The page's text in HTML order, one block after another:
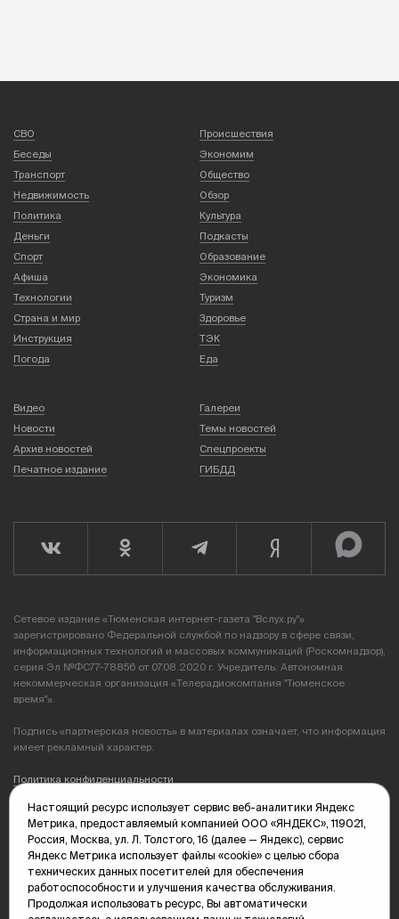
СВО
Происшествия
Беседы
Экономим
Транспорт
Общество
Недвижимость
Обзор
Политика
Культура
Деньги
Подкасты
Спорт
Образование
Афиша
Экономика
Технологии
Туризм
Страна и мир
Здоровье
Инструкция
ТЭК
Погода
Еда
Видео
Галереи
Новости
Темы новостей
Архив новостей
Спецпроекты
Печатное издание
ГИБДД
Сетевое издание «Тюменская интернет-газета "Вслух.ру"»
зарегистрировано Федеральной службой по надзору в сфере связи,
информационных технологий и массовых коммуникаций (Роскомнадзор),
серия Эл №ФС77-78856 от 07.08.2020 г. Учредитель: Автономная
некоммерческая организация «Телерадиокомпания "Тюменское
время"».
Подпись «партнерская новость» в материалах означает, что информация
имеет рекламный характер.
Политика конфиденциальности
Редакция: 625035, Тюмень, пр. Геологоразведчиков, 28А
(3452) 68-89-05
edit@vsluh.ru
Главный редактор: Панкина Т.Ю.
kika@vsluh.ru
Настоящий ресурс использует сервис веб-аналитики Яндекс
Метрика, предоставляемый компанией ООО «ЯНДЕКС», 119021,
Россия, Москва, ул. Л. Толстого, 16 (далее — Яндекс), сервис
Яндекс Метрика использует файлы «cookie» с целью сбора
технических данных посетителей для обеспечения
работоспособности и улучшения качества обслуживания.
Продолжая использовать ресурс, Вы автоматически